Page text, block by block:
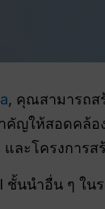
, คุณสามารถส
คัญให้สอดคล้
ละโครงการส
ชั้นนำอื่น ๆ ใน